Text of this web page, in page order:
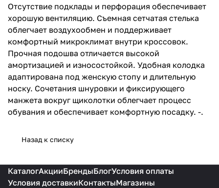
Отсутствие подклады и перфорация обеспечивает
хорошую вентиляцию. Съемная сетчатая стелька
облегчает воздухообмен и поддерживает
комфортный микроклимат внутри кроссовок.
Прочная подошва отличается высокой
амортизацией и износостойкой. Удобная колодка
адаптирована под женскую стопу и длительную
носку. Сочетания шнуровки и фиксирующего
манжета вокруг щиколотки облегчает процесс
обувания и обеспечивает комфортную посадку. -.
Назад к списку
КаталогАкцииБрендыБлогУсловия оплаты
Условия доставкиКонтактыМагазины